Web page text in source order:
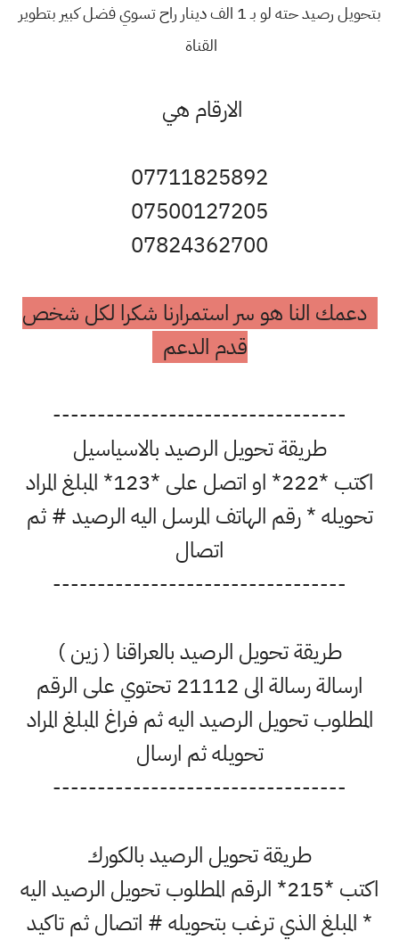
بتحويل رصيد حته لو بـ 1 الف دينار راح تسوي فضل كبير بتطوير
القناة
الارقام هي
07711825892
07500127205
07824362700
دعمك النا هو سر استمرارنا شكرا لكل شخص
قدم الدعم
---------------------------------
طريقة تحويل الرصيد بالاسياسيل
اكتب *222* او اتصل على *123* المبلغ المراد
تحويله * رقم الهاتف المرسل اليه الرصيد # ثم
اتصال
---------------------------------
طريقة تحويل الرصيد بالعراقنا ( زين )
ارسالة رسالة الى 21112 تحتوي على الرقم
المطلوب تحويل الرصيد اليه ثم فراغ المبلغ المراد
تحويله ثم ارسال
---------------------------------
طريقة تحويل الرصيد بالكورك
اكتب *215* الرقم المطلوب تحويل الرصيد اليه
* المبلغ الذي ترغب بتحويله # اتصال ثم تاكيد